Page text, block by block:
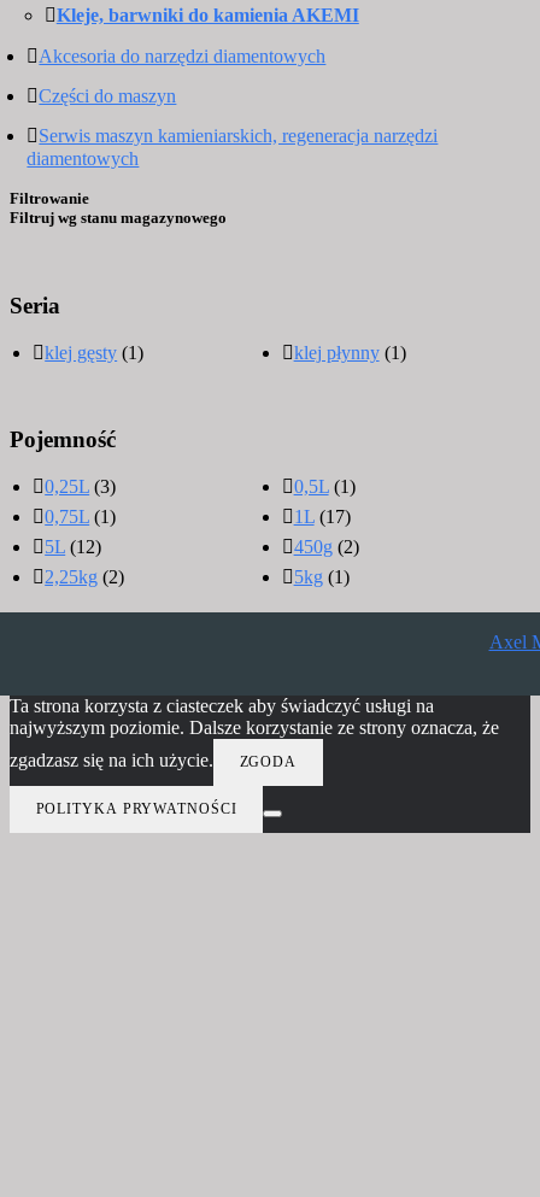
Kleje, barwniki do kamienia AKEMI
Akcesoria do narzędzi diamentowych
Części do maszyn
Serwis maszyn kamieniarskich, regeneracja narzędzi
diamentowych
Filtrowanie
Filtruj wg stanu magazynowego
Seria
klej gęsty (1) klej płynny (1)
Pojemność
0,25L (3) 0,5L (1)
0,75L (1) 1L (17)
5L (12) 450g (2)
2,25kg (2) 5kg (1)
Axel
Ta strona korzysta z ciasteczek aby świadczyć usługi na
najwyższym poziomie. Dalsze korzystanie ze strony oznacza, że
zgadzasz się na ich użycie.
ZGODA
POLITYKA PRYWATNOŚCI